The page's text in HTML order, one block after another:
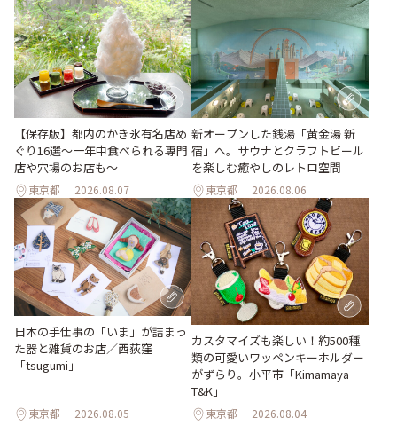
【保存版】都内のかき氷有名店め
ぐり16選～一年中食べられる専門
店や穴場のお店も～
東京都 2026.08.07
新オープンした銭湯「黄金湯 新
宿」へ。サウナとクラフトビール
を楽しむ癒やしのレトロ空間
東京都 2026.08.06
日本の手仕事の「いま」が詰まっ
た器と雑貨のお店／西荻窪
「tsugumi」
東京都 2026.08.05
カスタマイズも楽しい！約500種
類の可愛いワッペンキーホルダー
がずらり。小平市「Kimamaya
T&K」
東京都 2026.08.04